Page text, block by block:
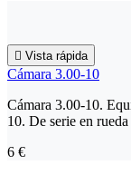
 Vista rápida
Cámara 3.00-10
Cámara 3.00-10.
10. De serie en
6 €